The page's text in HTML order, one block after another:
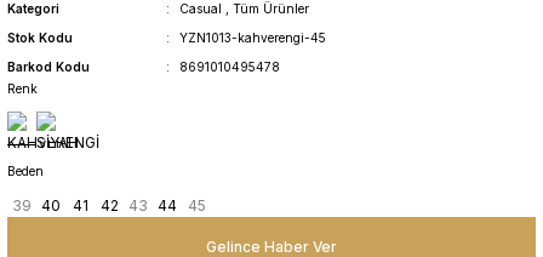
Kategori Casual
Tüm Ürünler
Stok Kodu
YZN1013-kahverengi-45
Barkod Kodu
8691010495478
Renk
Beden
39 40 41 42 43 44 45
Gelince Haber Ver